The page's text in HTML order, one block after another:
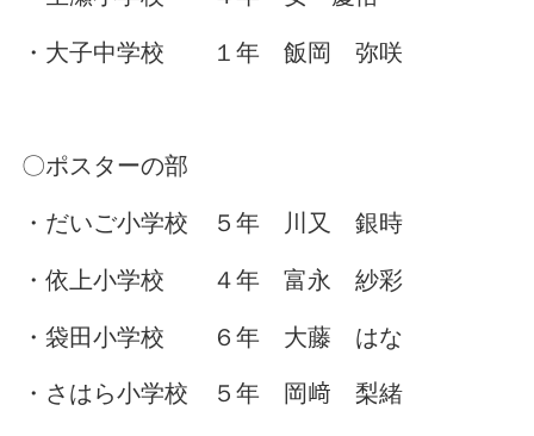
・大子中学校 １年 飯岡 弥咲
〇ポスターの部
・だいご小学校 ５年 川又 銀時
・依上小学校 ４年 富永 紗彩
・袋田小学校 ６年 大藤 はな
・さはら小学校 ５年 岡﨑 梨緒